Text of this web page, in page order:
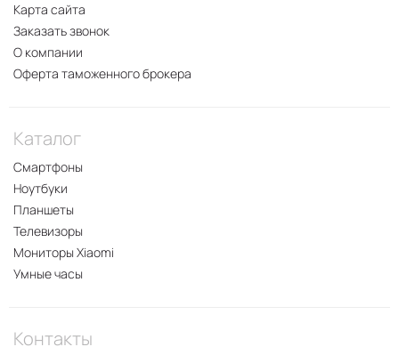
Карта сайта
Заказать звонок
О компании
Оферта таможенного брокера
Каталог
Смартфоны
Ноутбуки
Планшеты
Телевизоры
Мониторы Xiaomi
Умные часы
Контакты